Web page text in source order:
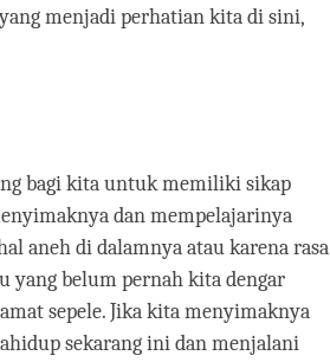
menjadi perhatian kita di sini,
bagi kita untuk memiliki sikap
dan mempelajarinya
aneh di dalamnya atau karena rasa
yang belum pernah kita dengar
sepele. Jika kita menyimaknya
sekarang ini dan menjalani